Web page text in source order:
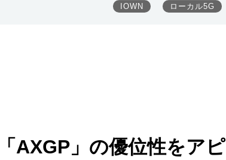
IOWN ローカル5G
AXGP」の優位性をア